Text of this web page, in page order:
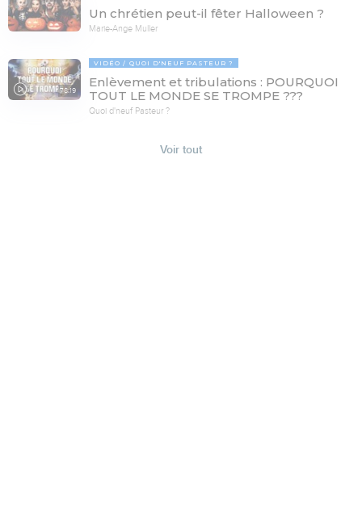
Un chrétien peut-il fêter Halloween ?
Marie-Ange Muller
78:19
VIDÉO QUOI D'NEUF PASTEUR ?
Enlèvement et tribulations : POURQUOI
TOUT LE MONDE SE TROMPE ???
Quoi d'neuf Pasteur ?
Voir tout